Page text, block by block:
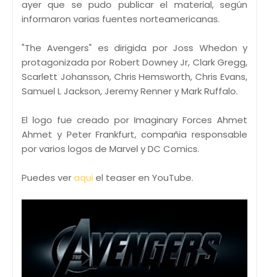
ayer que se pudo publicar el material, según
informaron varias fuentes norteamericanas.
"The Avengers" es dirigida por Joss Whedon y
protagonizada por Robert Downey Jr, Clark Gregg,
Scarlett Johansson, Chris Hemsworth, Chris Evans,
Samuel L Jackson, Jeremy Renner y Mark Ruffalo.
El logo fue creado por Imaginary Forces Ahmet
Ahmet y Peter Frankfurt, compañia responsable
por varios logos de Marvel y DC Comics.
Puedes veraqui el teaser en YouTube.